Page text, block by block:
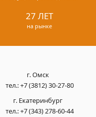
27 ЛЕТ
на рынке
г. Омск
тел.:+7 (3812) 30-27-80
г. Екатеринбург
тел.:+7 (343) 278-60-44